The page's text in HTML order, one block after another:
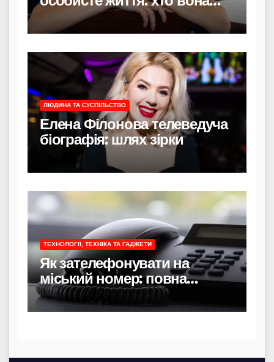
насправді
ЛЮДИНА ТА СУСПІЛЬСТВО
Елена Філонова телеведуча
біографія: шлях зірки
ТЕХНОЛОГІЇ, ТЕХНІКА ТА ГАДЖЕТИ
Як зателефонувати на
міський номер: повна
інструкція